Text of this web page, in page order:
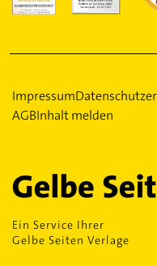
Impressum
AGBInhalt melden
Ein Service Ihrer
Gelbe Seiten Verlage